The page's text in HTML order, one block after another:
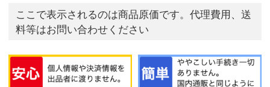
ここで表示されるのは商品原価です。代理費用、送
料等はお問い合わせください